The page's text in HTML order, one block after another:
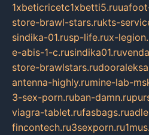
1xbeticricetc1xbetti5.ru
store-brawl-stars.rukts-
sindika-01.rusp-life.rux-
e-abis-1-c.rusindika01.ru
store-brawlstars.ru
antenna-highly.rumine-lab-
3-sex-porn.ruban-damn.ru
viagra-tablet.rufasbags.ru
fincontech.ru3sexporn.ru